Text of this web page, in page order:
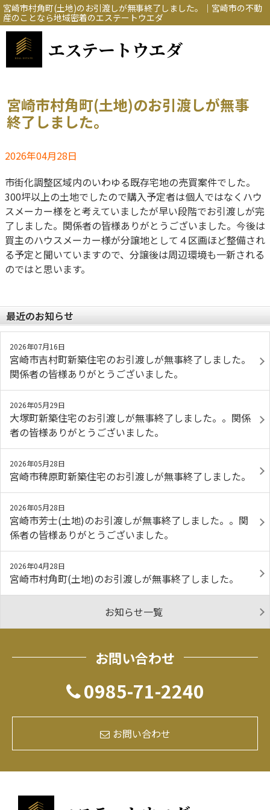
宮崎市村角町(土地)のお引渡しが無事終了しました。｜宮崎市の不動
産のことなら地域密着のエステートウエダ
エステートウエダ
宮崎市村角町(土地)のお引渡しが無事
終了しました。
2026年04月28日
市街化調整区域内のいわゆる既存宅地の売買案件でした。
300坪以上の土地でしたので購入予定者は個人ではなくハウ
スメーカー様をと考えていましたが早い段階でお引渡しが完
了しました。関係者の皆様ありがとうございました。今後は
買主のハウスメーカー様が分譲地として４区画ほど整備され
る予定と聞いていますので、分譲後は周辺環境も一新される
のではと思います。
最近のお知らせ
2026年07月16日
宮崎市吉村町新築住宅のお引渡しが無事終了しました。
関係者の皆様ありがとうございました。
2026年05月29日
大塚町新築住宅のお引渡しが無事終了しました。。関係
者の皆様ありがとうございました。
2026年05月28日
宮崎市稗原町新築住宅のお引渡しが無事終了しました。
2026年05月28日
宮崎市芳士(土地)のお引渡しが無事終了しました。。関
係者の皆様ありがとうございました。
2026年04月28日
宮崎市村角町(土地)のお引渡しが無事終了しました。
お知らせ一覧
お問い合わせ
0985-71-2240
お問い合わせ